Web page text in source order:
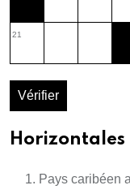
21
Vérifier
Horizontales
Pays caribéen